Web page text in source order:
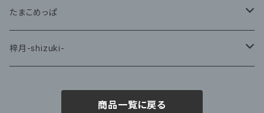
CD
たまこめっぱ
グッズ
梓月-shizuki-
商品一覧に戻る